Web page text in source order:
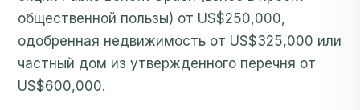
общественной пользы) от US$250,000,
одобренная недвижимость от US$325,000 или
частный дом из утвержденного перечня от
US$600,000.